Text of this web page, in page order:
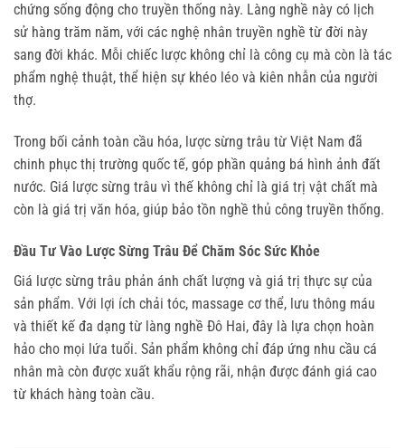
chứng sống động cho truyền thống này. Làng nghề này có lịch
sử hàng trăm năm, với các nghệ nhân truyền nghề từ đời này
sang đời khác. Mỗi chiếc lược không chỉ là công cụ mà còn là tác
phẩm nghệ thuật, thể hiện sự khéo léo và kiên nhẫn của người
thợ.
Trong bối cảnh toàn cầu hóa, lược sừng trâu từ Việt Nam đã
chinh phục thị trường quốc tế, góp phần quảng bá hình ảnh đất
nước. Giá lược sừng trâu vì thế không chỉ là giá trị vật chất mà
còn là giá trị văn hóa, giúp bảo tồn nghề thủ công truyền thống.
Đầu Tư Vào Lược Sừng Trâu Để Chăm Sóc Sức Khỏe
Giá lược sừng trâu phản ánh chất lượng và giá trị thực sự của
sản phẩm. Với lợi ích chải tóc, massage cơ thể, lưu thông máu
và thiết kế đa dạng từ làng nghề Đô Hai, đây là lựa chọn hoàn
hảo cho mọi lứa tuổi. Sản phẩm không chỉ đáp ứng nhu cầu cá
nhân mà còn được xuất khẩu rộng rãi, nhận được đánh giá cao
từ khách hàng toàn cầu.